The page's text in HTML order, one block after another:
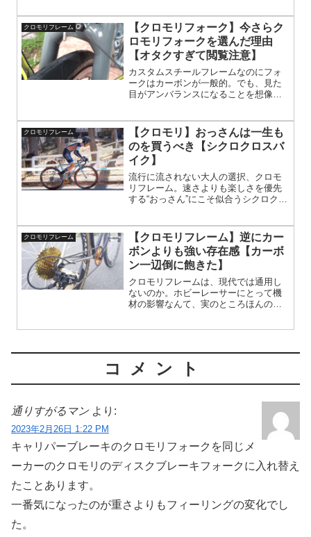
ドにも最適な1台を見つけよう。
クロモリフレーム
【クロモリフォーク】今さらク
ロモリフォークを選んだ理由
【オタクすぎて閲覧注意】
カスタムスチールフレームなのにフォ
ークはカーボンが一般的。でも、見た
目がアンバランスになることを想像し
ルフォークの剛性に疑問はいらない。
クロモリフレーム
【クロモリ】おっさんは一生も
のを買うべき【シクロクロスバ
イク】
流行に流されない大人の選択、クロモ
リフレーム。速さよりも楽しさを優先
する“おっさん”にこそ似合うシクロクロ
ります。
クロモリフレーム
【クロモリフレーム】逆にカー
ボンよりも強い存在感【カーボ
ン一辺倒に飽きた】
クロモリフレームは、現代では通用し
ないのか。ホビーレーサーにとって機
材の影響なんて、実のところほんの僅
コメント
通りすがるマン より:
2023年2月26日 1:22 PM
キャリパーブレーキのクロモリフォークを同じメ
ーカーのクロモリのディスクブレーキフォークに入れ替え
たことあります。
一番気になったのが重さよりもフィーリングの変化でし
た。